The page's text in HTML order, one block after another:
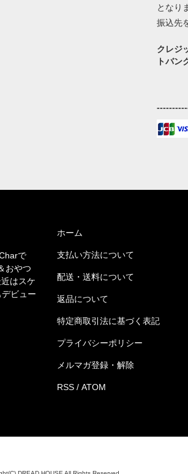
となり
振込先
クレジ
トバン
で
おやつ
はスケ
ビュー
ホーム
支払い方法について
配送・送料について
返品について
特定商取引法に基づく表記
プライバシーポリシー
メルマガ登録・解除
RSS/ ATOM